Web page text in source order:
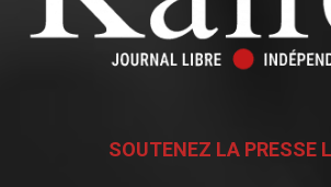
SOUTENEZ LA PRESSE